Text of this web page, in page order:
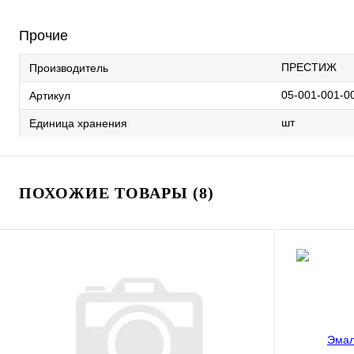
Прочие
Производитель ПРЕСТИЖ
Артикул 05-001-001-
Единица хранения шт
ПОХОЖИЕ ТОВАРЫ (8)